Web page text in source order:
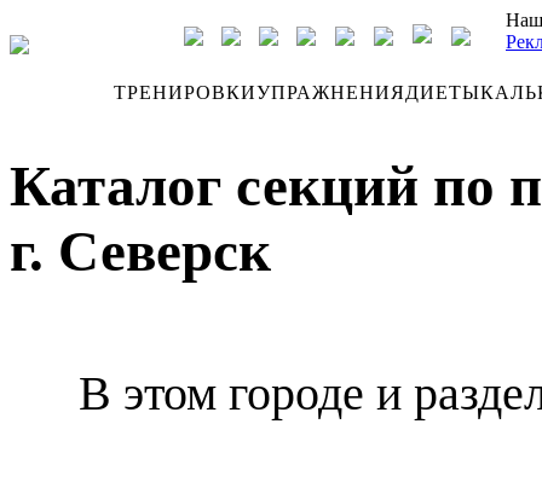
ТРЕНИРОВКИУПРАЖНЕНИЯДИЕТЫ
Каталог секций по
г. Северск
В этом городе и